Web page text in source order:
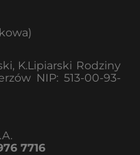
K.Lipiarski Rodziny
NIP: 513-00-93-
7716